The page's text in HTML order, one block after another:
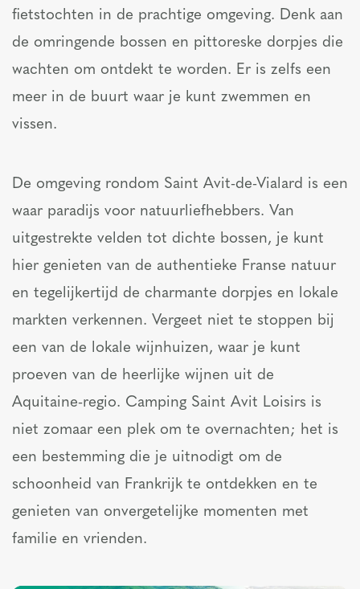
fietstochten in de prachtige omgeving. Denk aan
de omringende bossen en pittoreske dorpjes die
wachten om ontdekt te worden. Er is zelfs een
meer in de buurt waar je kunt zwemmen en
vissen.
De omgeving rondom Saint Avit-de-Vialard is een
waar paradijs voor natuurliefhebbers. Van
uitgestrekte velden tot dichte bossen, je kunt
hier genieten van de authentieke Franse natuur
en tegelijkertijd de charmante dorpjes en lokale
markten verkennen. Vergeet niet te stoppen bij
een van de lokale wijnhuizen, waar je kunt
proeven van de heerlijke wijnen uit de
Aquitaine-regio. Camping Saint Avit Loisirs is
niet zomaar een plek om te overnachten; het is
een bestemming die je uitnodigt om de
schoonheid van Frankrijk te ontdekken en te
genieten van onvergetelijke momenten met
familie en vrienden.